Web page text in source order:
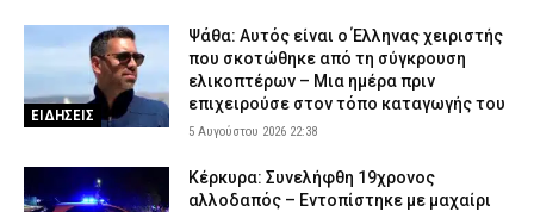
ΕΙΔΗΣΕΙΣ
Ψάθα: Αυτός είναι ο Έλληνας χειριστής
που σκοτώθηκε από τη σύγκρουση
ελικοπτέρων – Μια ημέρα πριν
επιχειρούσε στον τόπο καταγωγής του
5 Αυγούστου 2026 22:38
Κέρκυρα: Συνελήφθη 19χρονος
αλλοδαπός – Εντοπίστηκε με μαχαίρι